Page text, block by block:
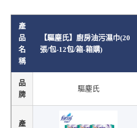
產
品
名
稱
【驅塵氏】廚房油污濕巾(20
張/包-12包/箱-箱購)
品
牌
驅塵氏
產